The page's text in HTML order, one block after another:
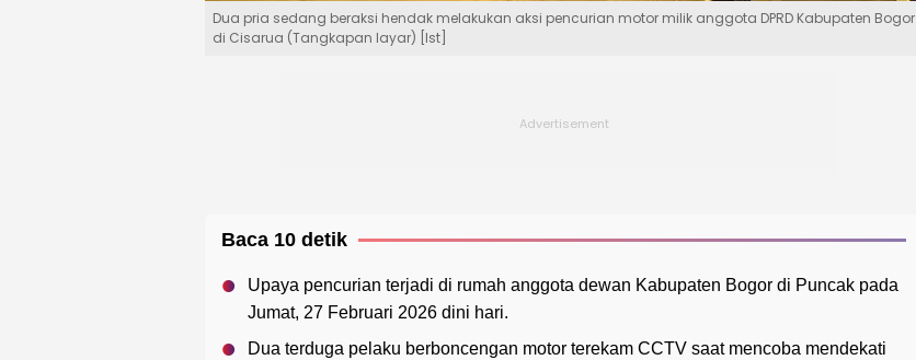
Dua pria sedang beraksi hendak melakukan aksi pencurian motor milik anggota DPRD Kabupaten Bogor
di Cisarua (Tangkapan layar) [Ist]
Baca 10 detik
Upaya pencurian terjadi di rumah anggota dewan Kabupaten Bogor di Puncak pada
Jumat, 27 Februari 2026 dini hari.
Dua terduga pelaku berboncengan motor terekam CCTV saat mencoba mendekati